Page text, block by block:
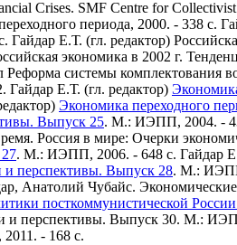
Crises. SMF Centre for
периода, 2000. - 338 с.
Гайдар Е.Т. (гл. редактор)
экономика в 2002 г.
системы комплектования
Гайдар Е.Т. (гл. редактор)
Экономика переходного
Выпуск 25. М.: ИЭПП, 2004. -
Россия в мире: Очерки
. М.: ИЭПП, 2006. - 648 с. Гайдар
и перспективы. Выпуск 28. М.:
Анатолий Чубайс.
посткоммунистической
и перспективы. Выпуск 30. М.:
- 168 с.